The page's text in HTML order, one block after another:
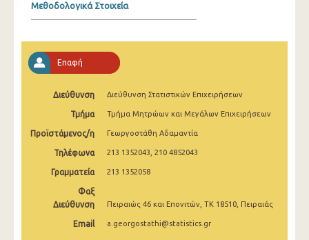
2013
2012
2011
2010
Μεθοδολογικά Στοιχεία
Επαφή
Διεύθυνση Διεύθυνση Στατιστικών Επιχειρήσεων
Τμήμα Τμήμα Μητρώων και Μεγάλων Επιχειρήσεων
Προϊστάμενος/η Γεωργοστάθη Αδαμαντία
Τηλέφωνα 213 1352043, 210 4852043
Γραμματεία 213 1352058
Φαξ
Διεύθυνση
Πειραιώς 46 και Επονιτών, ΤΚ 18510, Πειραιάς
Email a.georgostathi@statistics.gr